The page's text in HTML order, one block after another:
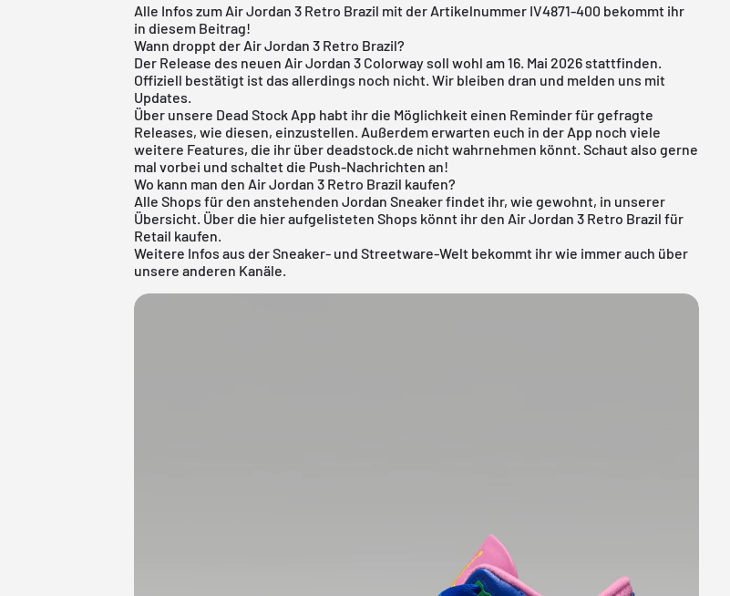
Alle Infos zum Air Jordan 3 Retro Brazil mit der Artikelnummer IV4871-400 bekommt ihr
in diesem Beitrag!
Wann droppt der Air Jordan 3 Retro Brazil?
Der Release des neuen Air Jordan 3 Colorway soll wohl am 16. Mai 2026 stattfinden.
Offiziell bestätigt ist das allerdings noch nicht. Wir bleiben dran und melden uns mit
Updates.
Über unsere Dead Stock App habt ihr die Möglichkeit einen Reminder für gefragte
Releases, wie diesen, einzustellen. Außerdem erwarten euch in der App noch viele
weitere Features, die ihr über deadstock.de nicht wahrnehmen könnt. Schaut also gerne
mal vorbei und schaltet die Push-Nachrichten an!
Wo kann man den Air Jordan 3 Retro Brazil kaufen?
Alle Shops für den anstehendenJordan Sneakerfindet ihr, wie gewohnt, in unserer
Übersicht. Über die hier aufgelisteten Shops könnt ihr den Air Jordan 3 Retro Brazil für
Retail kaufen.
Weitere Infos aus der Sneaker- undStreetware-Welt bekommt ihr wie immer auch über
unsere anderen Kanäle.